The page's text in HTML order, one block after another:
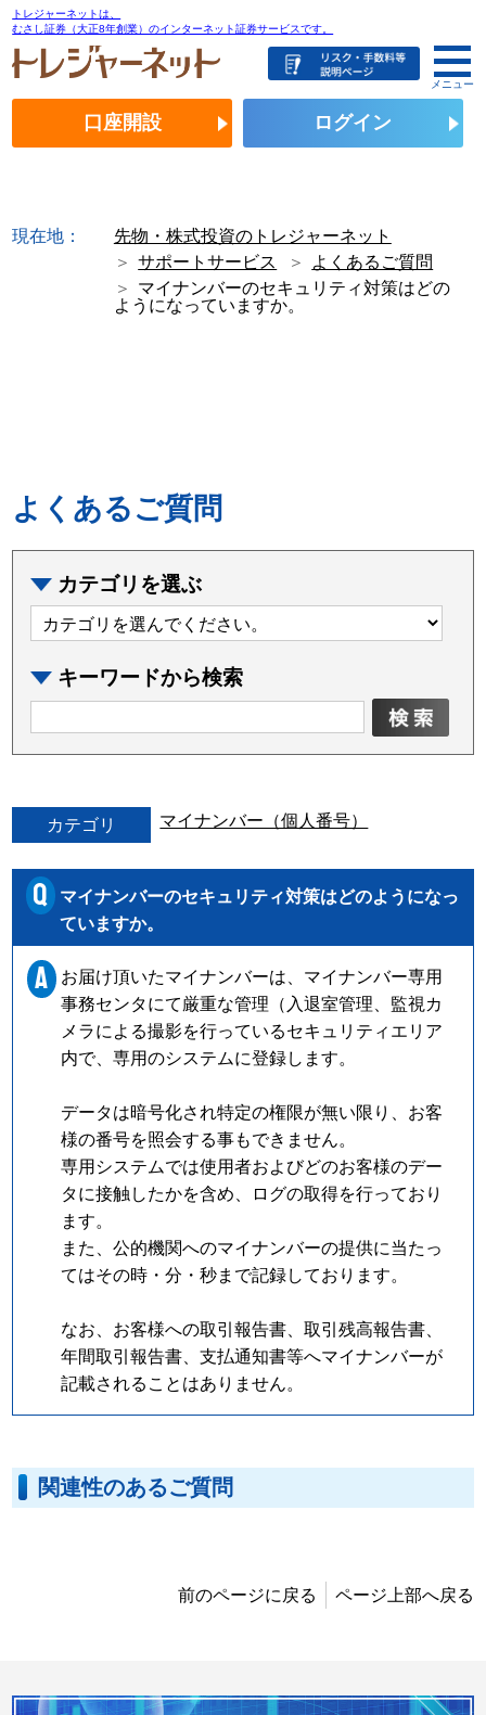
トレジャーネットは、
むさし証券（大正8年創業）のインターネット証券サービスです。
口座開設 ログイン
メニュー
現在地：
先物・株式投資のトレジャーネット
サポートサービス
よくあるご質問
マイナンバーのセキュリティ対策はどの
ようになっていますか。
よくあるご質問
カテゴリを選ぶ
キーワードから検索
カテゴリ マイナンバー（個人番号）
Q
マイナンバーのセキュリティ対策はどのようになっ
ていますか。
A
お届け頂いたマイナンバーは、マイナンバー専用
事務センタにて厳重な管理（入退室管理、監視カ
メラによる撮影を行っているセキュリティエリア
内で、専用のシステムに登録します。
データは暗号化され特定の権限が無い限り、お客
様の番号を照会する事もできません。
専用システムでは使用者およびどのお客様のデー
タに接触したかを含め、ログの取得を行っており
ます。
また、公的機関へのマイナンバーの提供に当たっ
てはその時・分・秒まで記録しております。
なお、お客様への取引報告書、取引残高報告書、
年間取引報告書、支払通知書等へマイナンバーが
記載されることはありません。
関連性のあるご質問
前のページに戻る ページ上部へ戻る